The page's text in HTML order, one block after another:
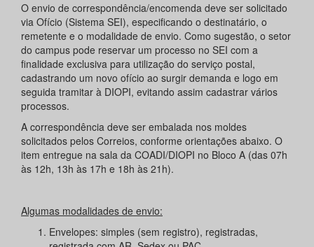
O envio de correspondência/encomenda deve ser solicitado
via Ofício (Sistema SEI), especificando o destinatário, o
remetente e o modalidade de envio. Como sugestão, o setor
do campus pode reservar um processo no SEI com a
finalidade exclusiva para utilização do serviço postal,
cadastrando um novo ofício ao surgir demanda e logo em
seguida tramitar à DIOPI, evitando assim cadastrar vários
processos.
A correspondência deve ser embalada nos moldes
solicitados pelos Correios, conforme orientações abaixo. O
item entregue na sala da COADI/DIOPI no Bloco A (das 07h
às 12h, 13h às 17h e 18h às 21h).
Algumas modalidades de envio:
Envelopes: simples (sem registro), registradas,